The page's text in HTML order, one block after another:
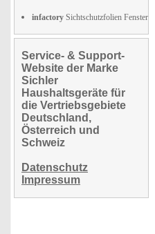
infactory Sichtschutzfolien Fenster
Service- & Support-
Website der Marke
Sichler
Haushaltsgeräte für
die Vertriebsgebiete
Deutschland,
Österreich und
Schweiz
Datenschutz
Impressum